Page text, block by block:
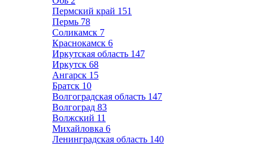
Пермский край 151
Пермь 78
Соликамск 7
Краснокамск 6
Иркутская область 147
Иркутск 68
Ангарск 15
Братск 10
Волгоградская область 147
Волгоград 83
Волжский 11
Михайловка 6
Ленинградская область 140